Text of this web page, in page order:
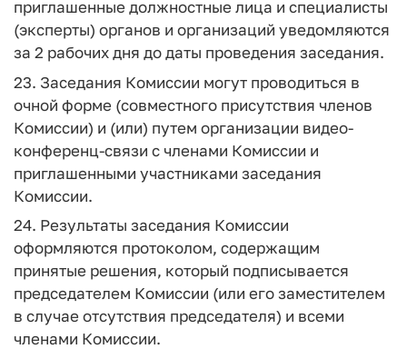
приглашенные должностные лица и специалисты
(эксперты) органов и организаций уведомляются
за 2 рабочих дня до даты проведения заседания.
23. Заседания Комиссии могут проводиться в
очной форме (совместного присутствия членов
Комиссии) и (или) путем организации видео-
конференц-связи с членами Комиссии и
приглашенными участниками заседания
Комиссии.
24. Результаты заседания Комиссии
оформляются протоколом, содержащим
принятые решения, который подписывается
председателем Комиссии (или его заместителем
в случае отсутствия председателя) и всеми
членами Комиссии.